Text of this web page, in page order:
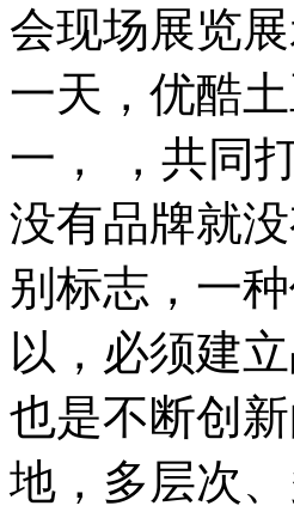
会现场展览
一天，优酷
一， ，共同
没有品牌就
别标志，一
以，必须建
也是不断创
地，多层次